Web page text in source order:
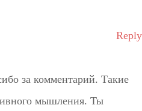
за комментарий. Такие
мышления. Ты
Reply